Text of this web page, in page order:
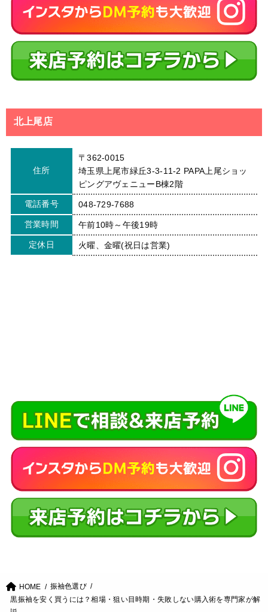
北上尾店
住所
〒362-0015
埼玉県上尾市緑丘3-3-11-2 PAPA上尾ショッ
ピングアヴェニューB棟2階
電話番号 048-729-7688
営業時間 午前10時～午後19時
定休日 火曜、金曜(祝日は営業)
HOME
振袖色選び
黒振袖を安く買うには？相場・狙い目時期・失敗しない購入術を専門家が解